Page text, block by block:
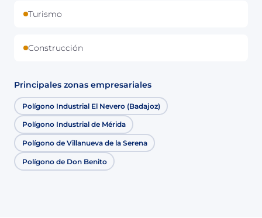
Turismo
Construcción
Principales zonas empresariales
Polígono Industrial El Nevero (Badajoz)
Polígono Industrial de Mérida
Polígono de Villanueva de la Serena
Polígono de Don Benito